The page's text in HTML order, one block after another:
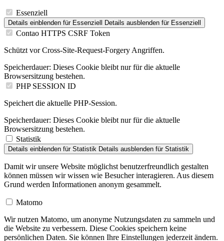
Essenziell
Details einblenden für Essenziell Details ausblenden für Essenziell
Contao HTTPS CSRF Token
Schützt vor Cross-Site-Request-Forgery Angriffen.
Speicherdauer: Dieses Cookie bleibt nur für die aktuelle
Browsersitzung bestehen.
PHP SESSION ID
Speichert die aktuelle PHP-Session.
Speicherdauer: Dieses Cookie bleibt nur für die aktuelle
Browsersitzung bestehen.
Statistik
Details einblenden für Statistik Details ausblenden für Statistik
Damit wir unsere Website möglichst benutzerfreundlich gestalten
können müssen wir wissen wie Besucher interagieren. Aus diesem
Grund werden Informationen anonym gesammelt.
Matomo
Wir nutzen Matomo, um anonyme Nutzungsdaten zu sammeln und
die Website zu verbessern. Diese Cookies speichern keine
persönlichen Daten. Sie können Ihre Einstellungen jederzeit ändern.